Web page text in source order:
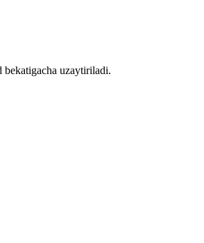
bekatigacha uzaytiriladi.